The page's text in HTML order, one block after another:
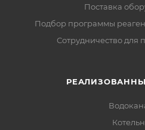
Поставка
Подбор программы
Сотрудничество для